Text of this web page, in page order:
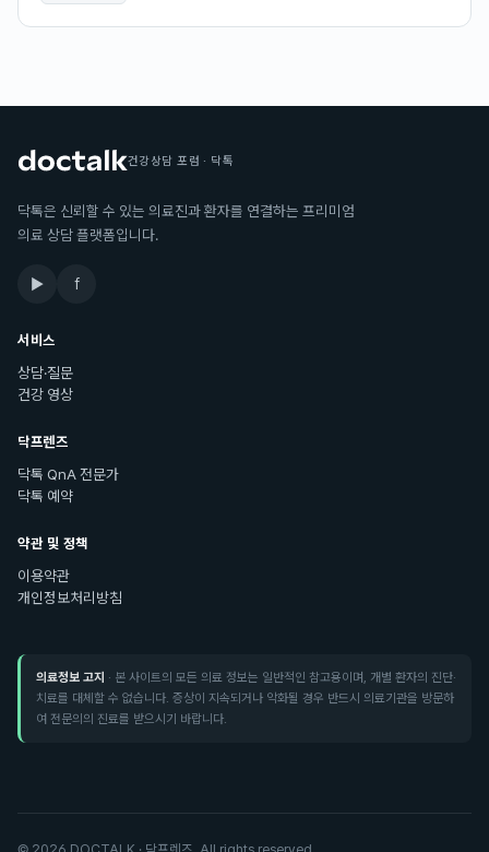
건강상담 포럼 · 닥톡
닥톡은 신뢰할 수 있는 의료진과 환자를 연결하는 프리미엄
의료 상담 플랫폼입니다.
▶ f
서비스
상담·질문
건강 영상
닥프렌즈
닥톡 QnA 전문가
닥톡 예약
약관 및 정책
이용약관
개인정보처리방침
의료정보 고지 · 본 사이트의 모든 의료 정보는 일반적인 참고용이며, 개별 환자의 진단·
치료를 대체할 수 없습니다. 증상이 지속되거나 악화될 경우 반드시 의료기관을 방문하
여 전문의의 진료를 받으시기 바랍니다.